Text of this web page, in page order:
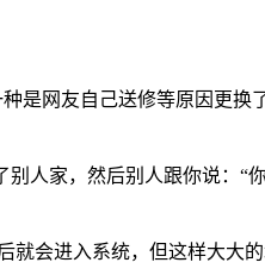
是网友自己送修等原因更换
人家，然后别人跟你说：“
会进入系统，但这样大大